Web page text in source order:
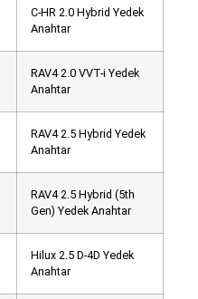
C-HR 2.0 Hybrid Yedek
Anahtar
RAV4 2.0 VVT-i Yedek
Anahtar
RAV4 2.5 Hybrid Yedek
Anahtar
RAV4 2.5 Hybrid (5th
Gen) Yedek Anahtar
Hilux 2.5 D-4D Yedek
Anahtar